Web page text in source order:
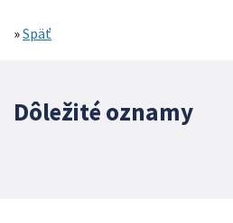
»Späť
Dôležité oznamy